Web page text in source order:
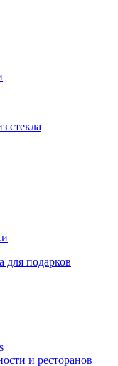
стекла
для подарков
и ресторанов